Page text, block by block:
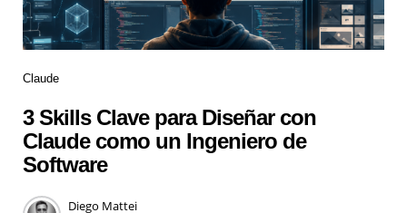
Claude
3 Skills Clave para Diseñar con
Claude como un Ingeniero de
Software
Diego Mattei